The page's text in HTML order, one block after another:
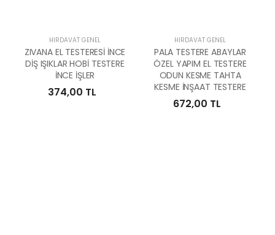
HIRDAVAT GENEL
ZIVANA EL TESTERESİ İNCE
DİŞ IŞIKLAR HOBİ TESTERE
İNCE İŞLER
374,00 TL
HIRDAVAT GENEL
PALA TESTERE ABAYLAR
ÖZEL YAPIM EL TESTERE
ODUN KESME TAHTA
KESME İNŞAAT TESTERE
672,00 TL